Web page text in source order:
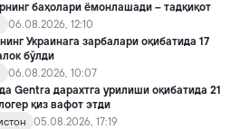
баҳолари ёмонлашади – тадқиқот
06.08.2026, 12:10
Украинага зарбалари оқибатида 17
бўлди
06.08.2026, 10:07
Gentra дарахтга урилиши оқибатида 21
қиз вафот этди
05.08.2026, 17:19